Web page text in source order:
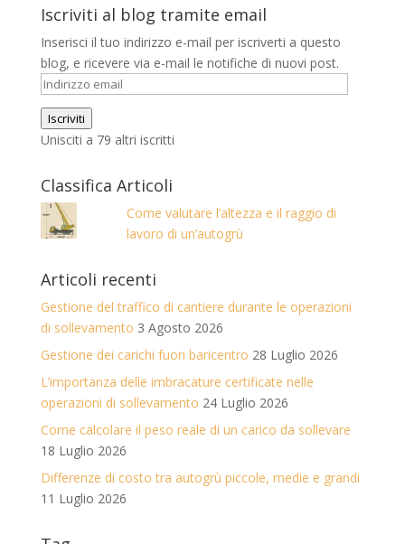
Iscriviti al blog tramite email
Inserisci il tuo indirizzo e-mail per iscriverti a questo
blog, e ricevere via e-mail le notifiche di nuovi post.
Indirizzo
email
Iscriviti
Unisciti a 79 altri iscritti
Classifica Articoli
Come valutare l’altezza e il raggio di
lavoro di un’autogrù
Articoli recenti
Gestione del traffico di cantiere durante le operazioni
di sollevamento 3 Agosto 2026
Gestione dei carichi fuori baricentro 28 Luglio 2026
L’importanza delle imbracature certificate nelle
operazioni di sollevamento 24 Luglio 2026
Come calcolare il peso reale di un carico da sollevare
18 Luglio 2026
Differenze di costo tra autogrù piccole, medie e grandi
11 Luglio 2026